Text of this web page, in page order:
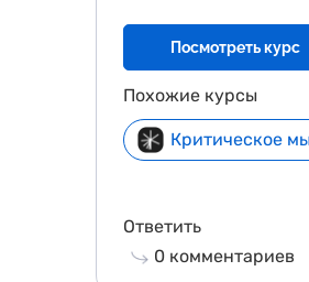
Посмотреть курс
Похожие курсы
Ответить
0 комментариев